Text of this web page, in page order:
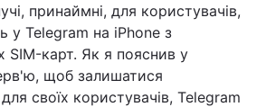
принаймні, для користувачів,
у Telegram на iPhone з
SIM-карт. Як я пояснив у
щоб залишатися
своїх користувачів, Telegram